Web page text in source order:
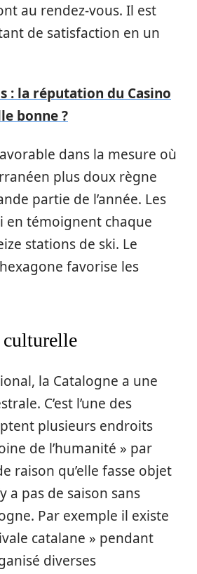
au rendez-vous. Il est
de satisfaction en un
: la réputation du Casino
bonne ?
dans la mesure où
plus doux règne
partie de l’année. Les
en témoignent chaque
stations de ski. Le
favorise les
culturelle
la Catalogne a une
C’est l’une des
plusieurs endroits
de l’humanité » par
raison qu’elle fasse objet
a pas de saison sans
Par exemple il existe
catalane » pendant
diverses